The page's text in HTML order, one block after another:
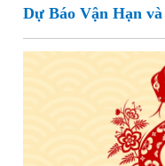
Dự Báo Vận Hạn